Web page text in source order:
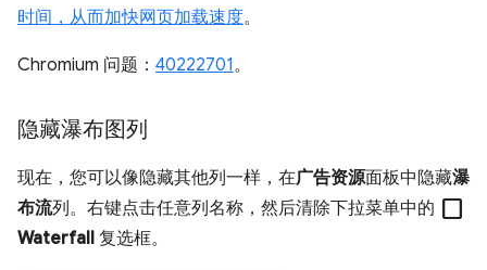
时间，从而加快网页加载速度。
Chromium 问题： 40222701。
隐藏瀑布图列
现在，您可以像隐藏其他列一样，在广告资源面板中隐藏瀑
布流列。右键点击任意列名称，然后清除下拉菜单中的 check_box_outline_blank
Waterfall 复选框。